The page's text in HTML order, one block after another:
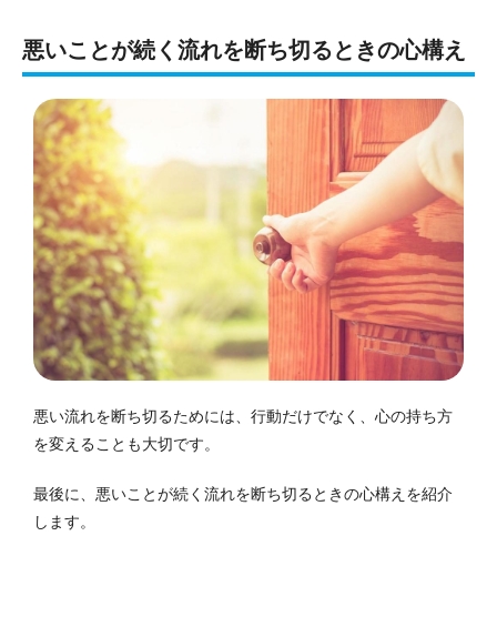
悪いことが続く流れを断ち切るときの心構え
悪い流れを断ち切るためには、行動だけでなく、心の持ち方
を変えることも大切です。
最後に、悪いことが続く流れを断ち切るときの心構えを紹介
します。